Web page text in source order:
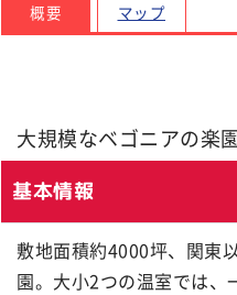
概要 マップ
大規模なベゴニアの楽
基本情報
敷地面積約4000坪、関東
園。大小2つの温室では、